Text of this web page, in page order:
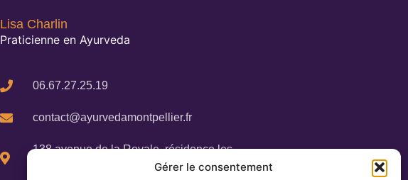
Gérer le consentement
Lisa Charlin
Praticienne en Ayurveda
06.67.27.25.19
contact@ayurvedamontpellier.fr
138 avenue de la Royale, résidence les
Cigalines 34160 Castries